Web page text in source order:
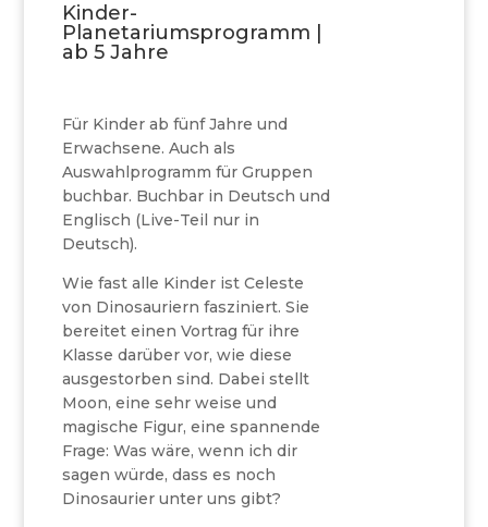
Kinder-
Planetariumsprogramm |
ab 5 Jahre
Für Kinder ab fünf Jahre und
Erwachsene. Auch als
Auswahlprogramm für Gruppen
buchbar. Buchbar in Deutsch und
Englisch (Live-Teil nur in
Deutsch).
Wie fast alle Kinder ist Celeste
von Dinosauriern fasziniert. Sie
bereitet einen Vortrag für ihre
Klasse darüber vor, wie diese
ausgestorben sind. Dabei stellt
Moon, eine sehr weise und
magische Figur, eine spannende
Frage: Was wäre, wenn ich dir
sagen würde, dass es noch
Dinosaurier unter uns gibt?